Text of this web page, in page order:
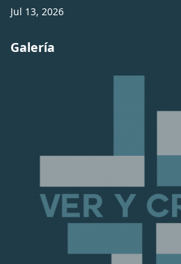
Jul 13, 2026
Galería